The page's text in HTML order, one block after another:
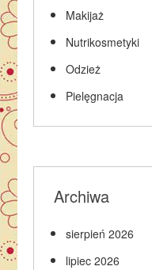
Makijaż
Nutrikosmetyki
Odzież
Pielęgnacja
Archiwa
sierpień 2026
lipiec 2026